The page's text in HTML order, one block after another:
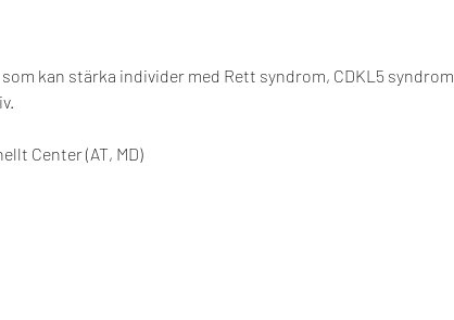
kan stärka individer med Rett syndrom, CDKL5 syndrom
Center (AT, MD)